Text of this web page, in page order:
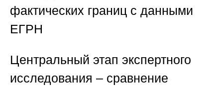
фактических границ с данными
ЕГРН
Центральный этап экспертного
исследования – сравнение